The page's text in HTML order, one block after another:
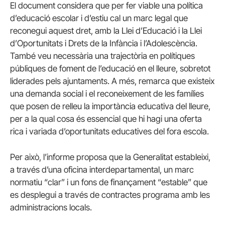
El document considera que per fer viable una política
d’educació escolar i d’estiu cal un marc legal que
reconegui aquest dret, amb la Llei d’Educació i la Llei
d’Oportunitats i Drets de la Infància i l’Adolescència.
També veu necessària una trajectòria en polítiques
públiques de foment de l’educació en el lleure, sobretot
liderades pels ajuntaments. A més, remarca que existeix
una demanda social i el reconeixement de les famílies
que posen de relleu la importància educativa del lleure,
per a la qual cosa és essencial que hi hagi una oferta
rica i variada d’oportunitats educatives del fora escola.
Per això, l’informe proposa que la Generalitat estableixi,
a través d’una oficina interdepartamental, un marc
normatiu “clar” i un fons de finançament “estable” que
es desplegui a través de contractes programa amb les
administracions locals.